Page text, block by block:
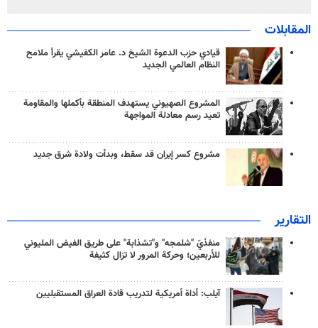
المقابلات
قيادي حزب الدعوة الشيخ د. عامر الكفيشي يقرأ ملامح
النظام العالمي الجديد
المشروع الصهيوني يستهدف المنطقة بأكملها والمقاومة
تعيد رسم معادلة المواجهة
مشروع كسر إيران قد سقط، وبدأت ولادة شرق جديد
التقارير
منفذَيّ "شلمجه" و"تشذابة" على طريق الفيض المليوني
للأربعين؛ وحركة المرور لا تزال كثيفة
آيلب: أداة أمريكية لتدريب قادة العراق المستقبليين